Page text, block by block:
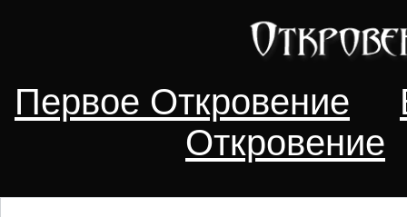
Первое Откровение
Откровение